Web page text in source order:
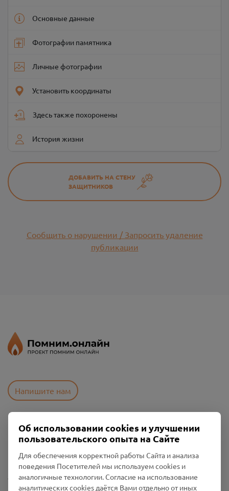
Основные данные
Фотографии памятника
Личные фотографии
Установить координаты
Здесь также похоронены
История жизни
ДОБАВИТЬ НА СТЕНУ
ЗАЩИТНИКОВ
Сообщить о нарушении / Запросить удаление
публикации
Напишите нам
Пользовательское соглашение
Политика конфиденциальности
Промо-материалы
Настройки cookies
Об использовании cookies и улучшении
пользовательского опыта на Сайте
Для обеспечения корректной работы Сайта и анализа
поведения Посетителей мы используем cookies и
аналогичные технологии. Согласие на использование
аналитических cookies даётся Вами отдельно от иных